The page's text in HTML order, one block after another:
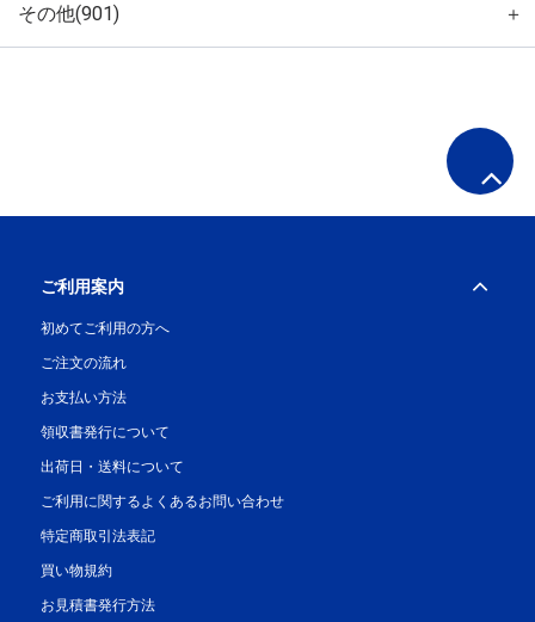
その他(901) ＋
ご利用案内
初めてご利用の方へ
ご注文の流れ
お支払い方法
領収書発行について
出荷日・送料について
ご利用に関するよくあるお問い合わせ
特定商取引法表記
買い物規約
お見積書発行方法